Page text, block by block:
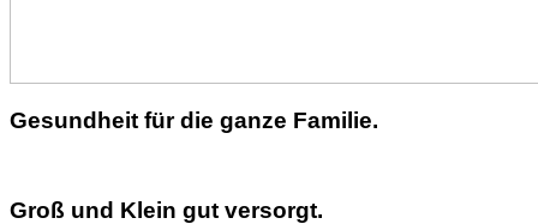
Gesundheit für die ganze Familie.
Groß und Klein gut versorgt.